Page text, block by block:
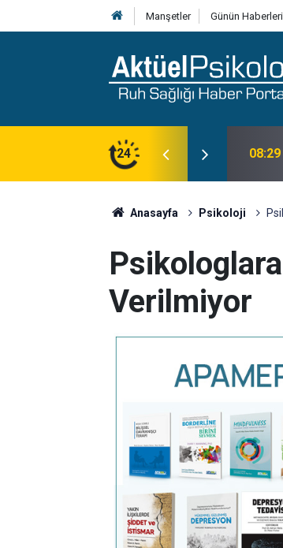
Manşetler Günün Haberleri
24
Klinik Özellikleri, Tanı Kriterleri ve
10:30
Anasayfa Psikoloji
Verilmiyor